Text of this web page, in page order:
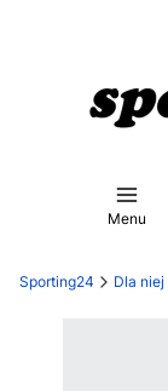
Menu
Sporting24 Dla niej